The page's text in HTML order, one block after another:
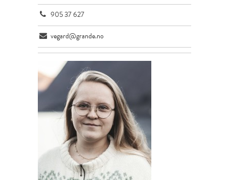
905 37 627
vegard@grande.no